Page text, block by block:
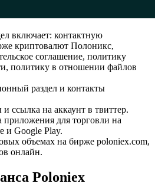
включает: контактную
криптовалют Полоникс,
соглашение, политику
политику в отношении файлов
раздел и контакты
ссылка на аккаунт в твиттер.
приложения для торговли на
и Google Play.
объемах на бирже poloniex.com,
онлайн.
Poloniex